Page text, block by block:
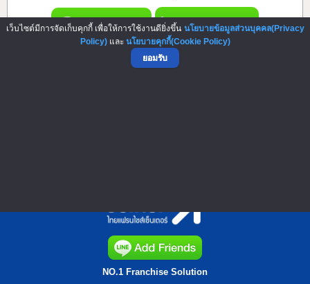
Add Friends 092-2635944
NO.1 Franchise Solution
เว็บไซต์มีการจัดเก็บคุกกี้ เพื่อให้การใช้งานดียิ่งขึ้น นโยบายข้อมูลส่วนบุคคล(Privacy
Policy)และ นโยบายคุกกี้(Cookie Policy)
ยอมรับ